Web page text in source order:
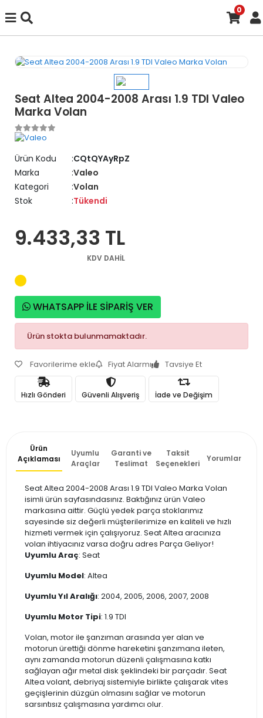
0
Seat Altea 2004-2008 Arası 1.9 TDI Valeo
Marka Volan
Ürün Kodu
CQtQYAyRpZ
Marka
Valeo
Kategori
Volan
Stok
Tükendi
9.433,33 TL
KDV DAHİL
WHATSAPP İLE SİPARİŞ VER
Ürün stokta bulunmamaktadır.
Favorilerime ekle Fiyat Alarmı Tavsiye Et
Hızlı Gönderi Güvenli Alışveriş İade ve Değişim
Ürün
Açıklaması
Uyumlu
Araçlar
Garanti ve
Teslimat
Taksit
Seçenekleri
Yorumlar
Seat Altea 2004-2008 Arası 1.9 TDI Valeo Marka Volan
isimli ürün sayfasındasınız. Baktığınız ürün Valeo
markasına aittir. Güçlü yedek parça stoklarımız
sayesinde siz değerli müşterilerimize en kaliteli ve hızlı
hizmeti vermek için çalışıyoruz. Seat Altea aracınıza
volan ihtiyacınız varsa doğru adres Parça Geliyor!
Uyumlu Araç: Seat
Uyumlu Model: Altea
Uyumlu Yıl Aralığı: 2004, 2005, 2006, 2007, 2008
Uyumlu Motor Tipi: 1.9 TDI
Volan, motor ile şanzıman arasında yer alan ve
motorun ürettiği dönme hareketini şanzımana ileten,
aynı zamanda motorun düzenli çalışmasına katkı
sağlayan ağır metal disk şeklindeki bir parçadır. Seat
Altea volant, debriyaj sistemiyle birlikte çalışarak vites
geçişlerinin düzgün olmasını sağlar ve motorun
sarsıntısız çalışmasına yardımcı olur.